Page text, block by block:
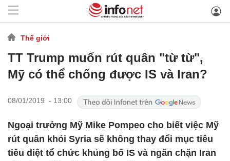
Thế giới
TT Trump muốn rút quân "từ từ",
Mỹ có thể chống được IS và Iran?
08/01/2019 - 13:00
Ngoại trưởng Mỹ Mike Pompeo cho biết việc Mỹ
rút quân khỏi Syria sẽ không thay đổi mục tiêu
tiêu diệt tổ chức khủng bố IS và ngăn chặn Iran